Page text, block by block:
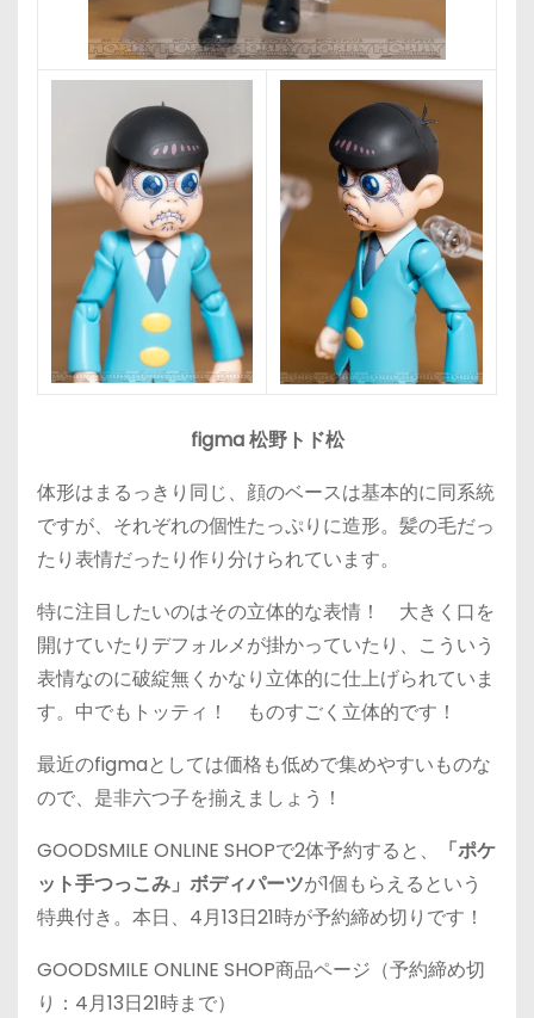
figma 松野トド松
体形はまるっきり同じ、顔のベースは基本的に同系統
ですが、それぞれの個性たっぷりに造形。髪の毛だっ
たり表情だったり作り分けられています。
特に注目したいのはその立体的な表情！ 大きく口を
開けていたりデフォルメが掛かっていたり、こういう
表情なのに破綻無くかなり立体的に仕上げられていま
す。中でもトッティ！ ものすごく立体的です！
最近のfigmaとしては価格も低めで集めやすいものな
ので、是非六つ子を揃えましょう！
GOODSMILE ONLINE SHOPで2体予約すると、
「ポケ
ット手つっこみ」ボディパーツが1個もらえるという
特典付き。本日、4月13日21時が予約締め切りです！
GOODSMILE ONLINE SHOP商品ページ（予約締め切
り：4月13日21時まで）